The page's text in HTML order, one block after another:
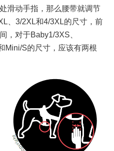
滑动手指，那么腰带就调节
、3/2XL和4/3XL的尺寸，前
，对于Baby1/3XS、
Mini/S的尺寸，应该有两根